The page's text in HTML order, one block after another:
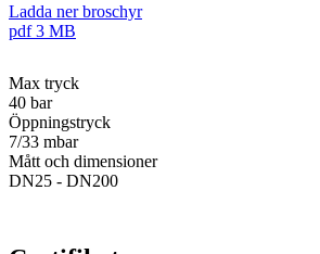
Ladda ner broschyr
pdf3 MB
Max tryck
40 bar
Öppningstryck
7/33 mbar
Mått och dimensioner
DN25 - DN200